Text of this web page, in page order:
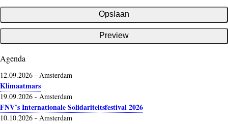
Agenda
12.09.2026 - Amsterdam
Klimaatmars
19.09.2026 - Amsterdam
FNV’s Internationale Solidariteitsfestival 2026
10.10.2026 - Amsterdam